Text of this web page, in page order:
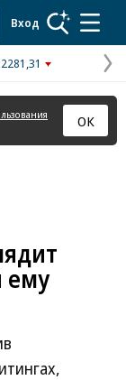
Вход
ОК
ему